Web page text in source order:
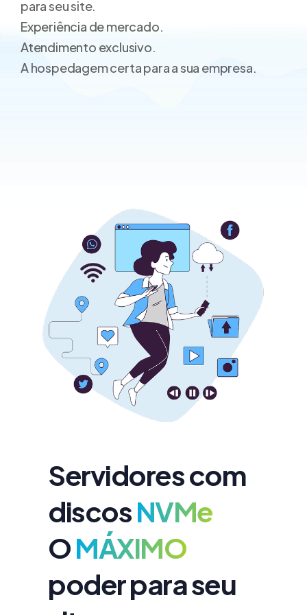
Hospedagem WordPress
Hospedagem otimizada para sites
WordPress.
para seu site.
Experiência de mercado.
Atendimento exclusivo.
A hospedagem certa para a sua empresa.
Servidores com
discosNVMe
OMÁXIMO
poder para seu